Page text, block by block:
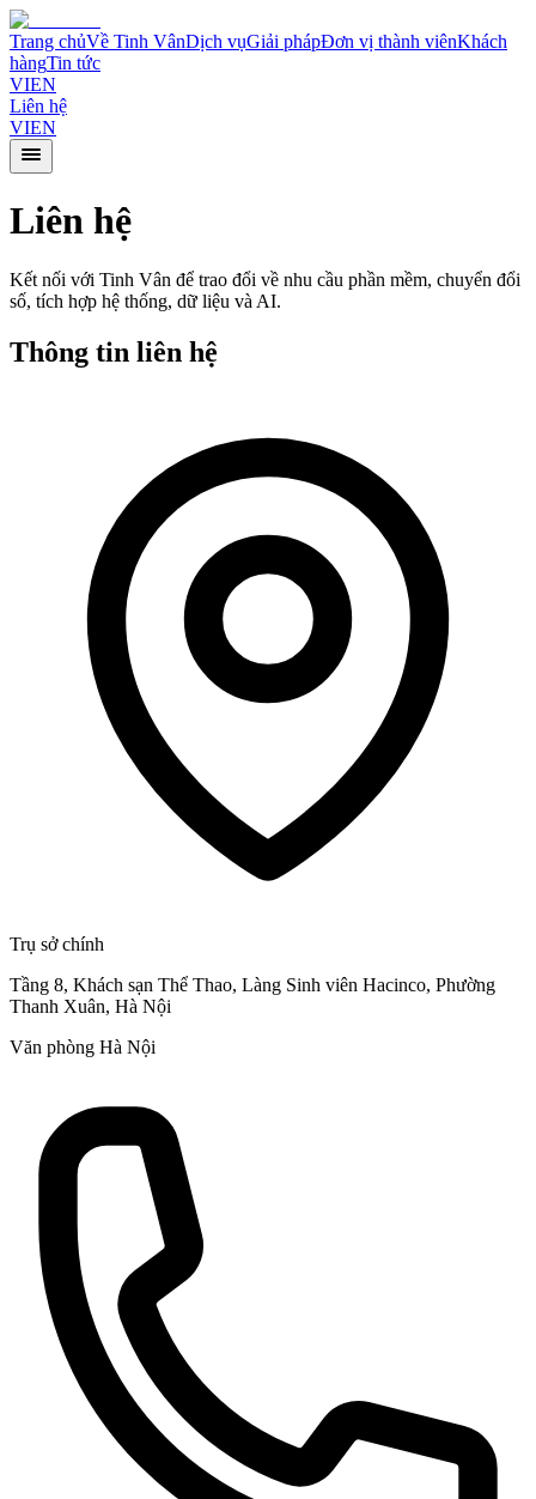
Trang chủVề Tinh VânDịch vụGiải phápĐơn vị thành viênKhách
hàngTin tức
VIEN
Liên hệ
VIEN
Liên hệ
Kết nối với Tinh Vân để trao đổi về nhu cầu phần mềm, chuyển đổi
số, tích hợp hệ thống, dữ liệu và AI.
Thông tin liên hệ
Trụ sở chính
Tầng 8, Khách sạn Thể Thao, Làng Sinh viên Hacinco, Phường
Thanh Xuân, Hà Nội
Văn phòng Hà Nội